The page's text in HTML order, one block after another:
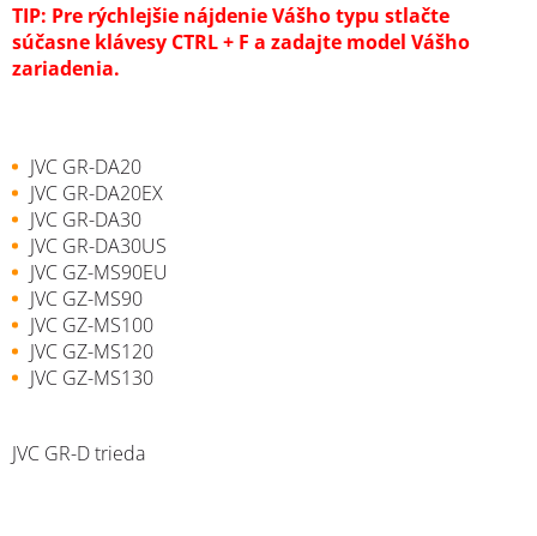
TIP: Pre rýchlejšie nájdenie Vášho typu stlačte
súčasne klávesy CTRL + F a zadajte model Vášho
zariadenia.
JVC GR-DA20
JVC GR-DA20EX
JVC GR-DA30
JVC GR-DA30US
JVC GZ-MS90EU
JVC GZ-MS90
JVC GZ-MS100
JVC GZ-MS120
JVC GZ-MS130
JVC GR-D trieda